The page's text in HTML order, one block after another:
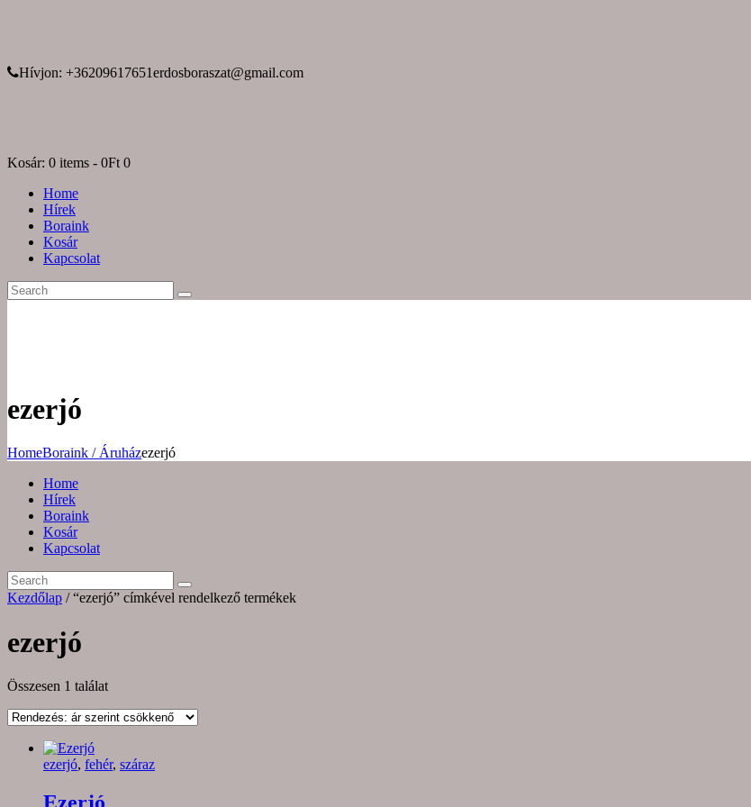
Hívjon: +36209617651erdosboraszat@gmail.com
Kosár: 0 items - 0Ft 0
Home
Hírek
Boraink
Kosár
Kapcsolat
ezerjó
HomeBoraink / Áruházezerjó
Home
Hírek
Boraink
Kosár
Kapcsolat
Kezdőlap / “ezerjó” címkével rendelkező termékek
ezerjó
Összesen 1 találat
ezerjó, fehér, száraz